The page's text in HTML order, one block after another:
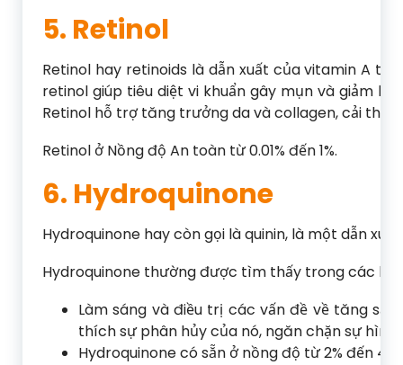
5. Retinol
Retinol hay retinoids là dẫn xuất của vitamin A
retinol giúp tiêu diệt vi khuẩn gây mụn và giảm
Retinol hỗ trợ tăng trưởng da và collagen, cải
Retinol ở Nồng độ An toàn từ 0.01% đến 1%.
6. Hydroquinone
Hydroquinone hay còn gọi là quinin, là một dẫn
Hydroquinone thường được tìm thấy trong các
Làm sáng và điều trị các vấn đề về tăng
thích sự phân hủy của nó, ngăn chặn sự
Hydroquinone có sẵn ở nồng độ từ 2% đến 4%.